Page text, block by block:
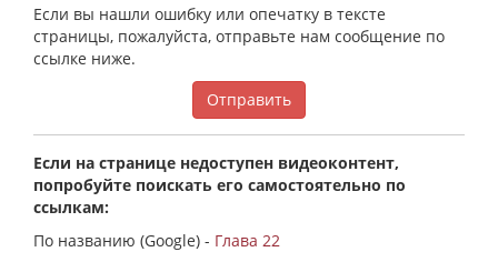
Если вы нашли ошибку или опечатку в тексте
страницы, пожалуйста, отправьте нам сообщение по
ссылке ниже.
Отправить
Если на странице недоступен видеоконтент,
попробуйте поискать его самостоятельно по
ссылкам:
По названию (Google) - Глава 22